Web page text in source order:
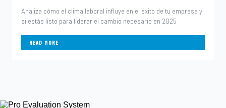
Analiza cómo el clima laboral influye en el éxito de tu empresa y
si estás listo para liderar el cambio necesario en 2025
READ MORE